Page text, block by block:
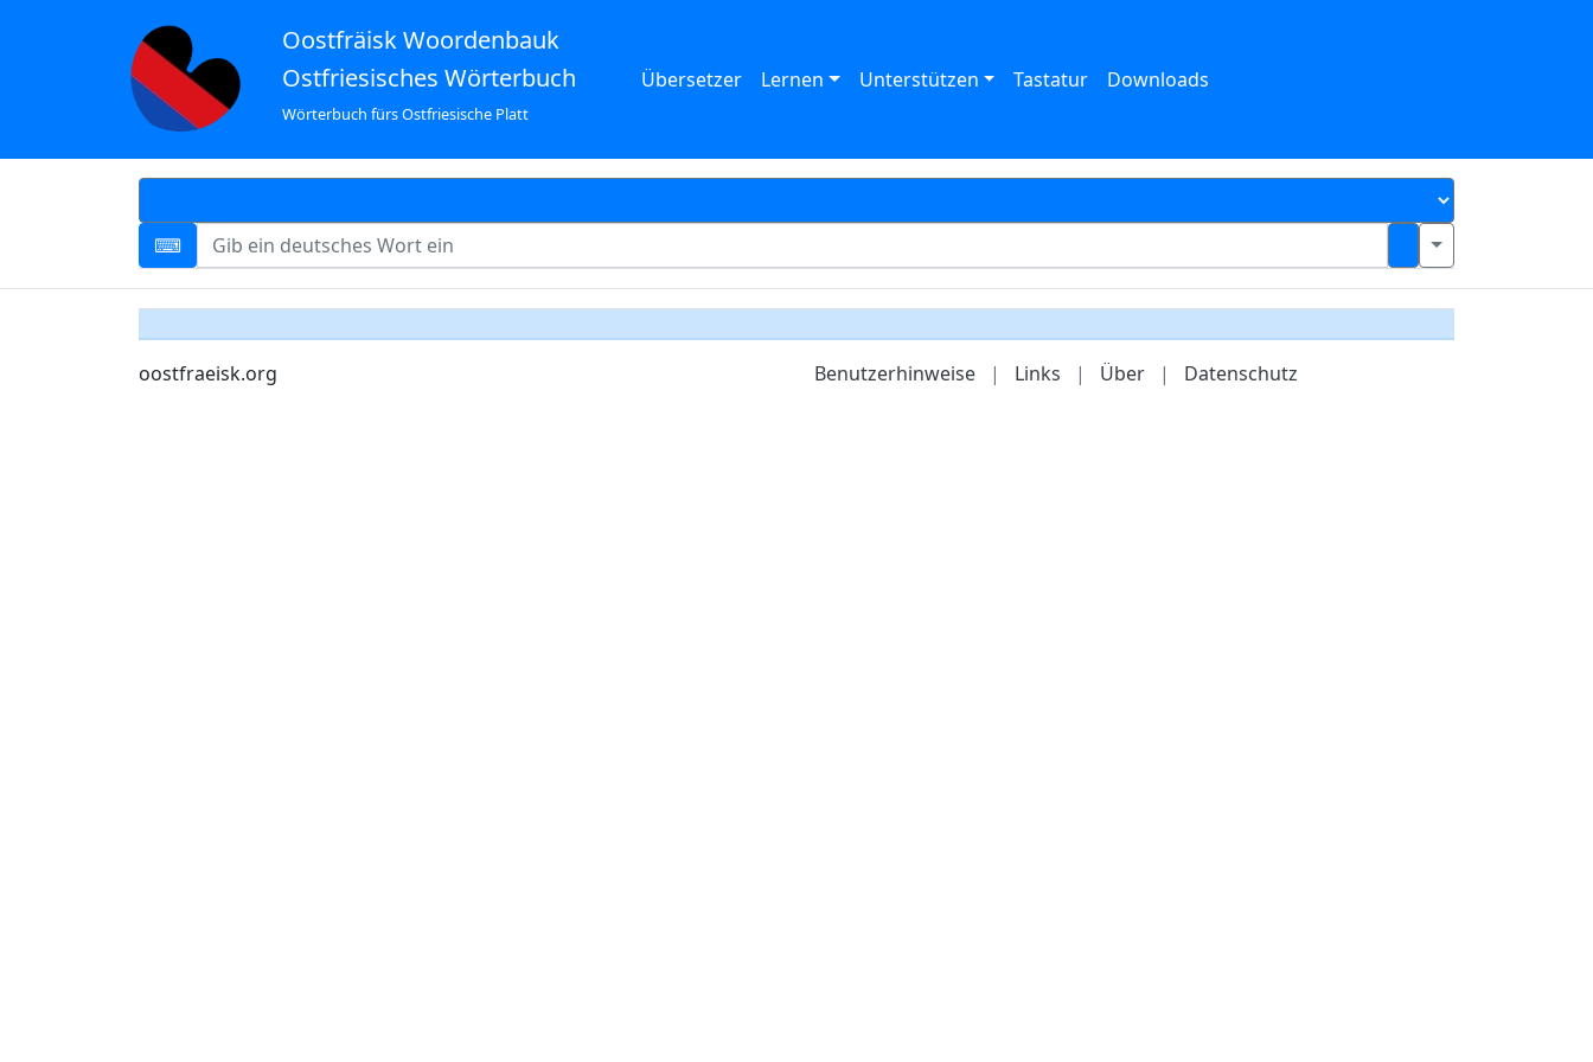
Oostfräisk Woordenbauk
Ostfriesisches Wörterbuch
Wörterbuch fürs Ostfriesische Platt
Übersetzer Lernen Unterstützen Tastatur Downloads
oostfraeisk.org Benutzerhinweise | Links | Über | Datenschutz